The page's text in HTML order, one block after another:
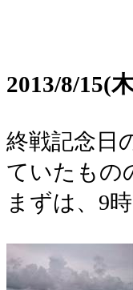
2013/8/15(
終戦記念日
ていたもの
まずは、9